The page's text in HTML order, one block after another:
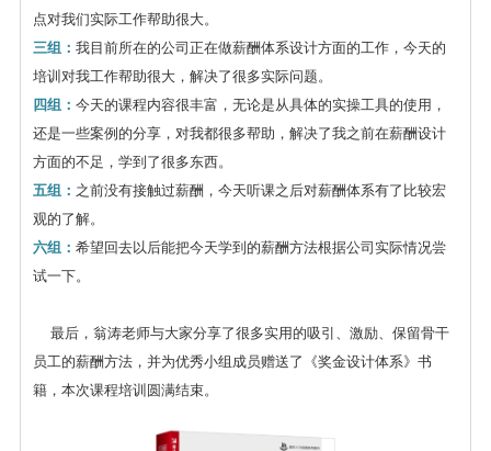
点对我们实际工作帮助很大。
三组： 我目前所在的公司正在做薪酬体系设计方面的工作，今天的
培训对我工作帮助很大，解决了很多实际问题。
四组： 今天的课程内容很丰富，无论是从具体的实操工具的使用，
还是一些案例的分享，对我都很多帮助，解决了我之前在薪酬设计
方面的不足，学到了很多东西。
五组： 之前没有接触过薪酬，今天听课之后对薪酬体系有了比较宏
观的了解。
六组： 希望回去以后能把今天学到的薪酬方法根据公司实际情况尝
试一下。
最后，翁涛老师与大家分享了很多实用的吸引、激励、保留骨干
员工的薪酬方法，并为优秀小组成员赠送了《奖金设计体系》书
籍，本次课程培训圆满结束。